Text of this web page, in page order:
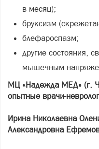
в месяц);
бруксизм
блефароспазм;
другие состояния,
мышечным
МЦ «Надежда МЕД» (г.
опытные врачи-
Ирина Николаевна
Александровна